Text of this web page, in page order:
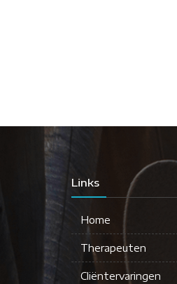
Links
Home
Therapeuten
Cliëntervaringen